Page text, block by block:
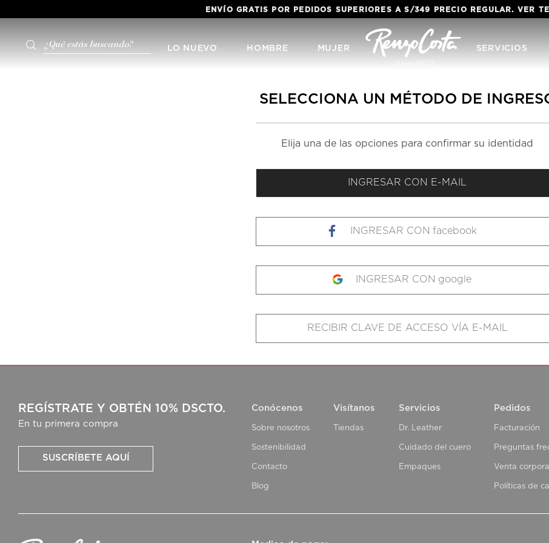
ENVÍO GRATIS POR PEDIDOS SUPERIORES A S/349 PRECIO REGULAR. VER
LO NUEVO HOMBRE MUJER SERVICIOS
SELECCIONA UN MÉTODO DE
google
facebook
REGÍSTRATE Y OBTÉN 10% DSCTO.
En tu primera compra
SUSCRÍBETE AQUÍ
Conócenos
Sobre nosotros
Sostenibilidad
Contacto
Blog
Visítanos
Tiendas
Servicios
Dr. Leather
Cuidado del cuero
Empaques
Pedidos
Facturación
Preguntas
Venta
Políticas de